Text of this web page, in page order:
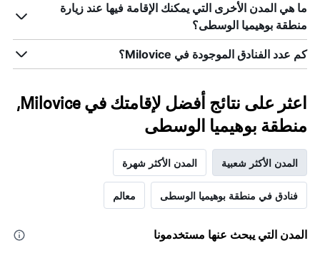
ما هي المدن الأخرى التي يمكنك الإقامة فيها عند زيارة
منطقة بوهيميا الوسطى؟
كم عدد الفنادق الموجودة في Milovice؟
اعثر على نتائج أفضل لإقامتك في Milovice,
منطقة بوهيميا الوسطى
المدن الأكثر شعبية المدن الأكثر شهرة
فنادق في منطقة بوهيميا الوسطى معالم
المدن التي يبحث عنها مستخدمونا